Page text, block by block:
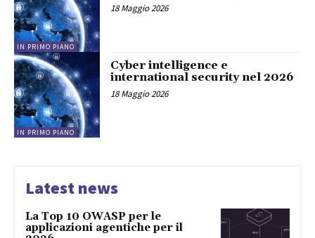
IN PRIMO PIANO
18 Maggio 2026
IN PRIMO PIANO
Cyber intelligence e
international security nel 2026
18 Maggio 2026
Latest news
La Top 10 OWASP per le
applicazioni agentiche per il